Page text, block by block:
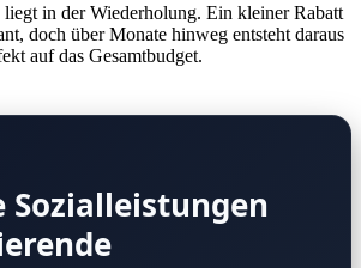
in der Wiederholung. Ein kleiner Rabatt
doch über Monate hinweg entsteht daraus
auf das Gesamtbudget.
Sozialleistungen